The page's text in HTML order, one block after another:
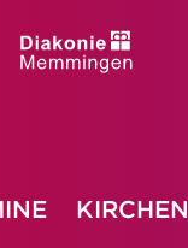
KIRCHEN